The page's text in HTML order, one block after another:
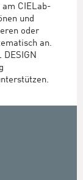
CIELab-
und
oder
an.